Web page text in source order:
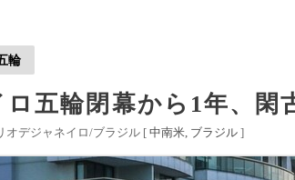
輪
ロ五輪閉幕から1年、閑
オデジャネイロ/ブラジル [ 中南米 ブラジル ]